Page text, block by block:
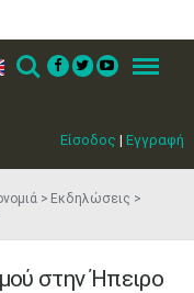
Είσοδος | Εγγραφή
Search Menu
Εκδηλώσεις
στην Ήπειρο